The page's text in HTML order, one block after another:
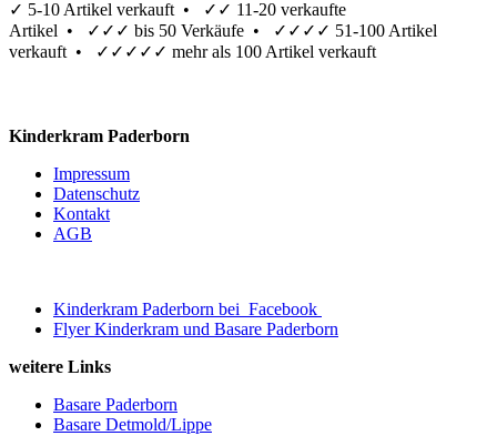
✓ 5-10 Artikel verkauft • ✓✓ 11-20 verkaufte
Artikel •
✓✓✓ bis 50 Verkäufe • ✓✓✓✓ 51-100 Artikel
verkauft •
✓✓✓✓✓ mehr als 100 Artikel verkauft
Kinderkram Paderborn
Impressum
Datenschutz
Kontakt
AGB
Kinderkram Paderborn bei Facebook
Flyer Kinderkram und Basare Paderborn
weitere Links
Basare Paderborn
Basare Detmold/Lippe